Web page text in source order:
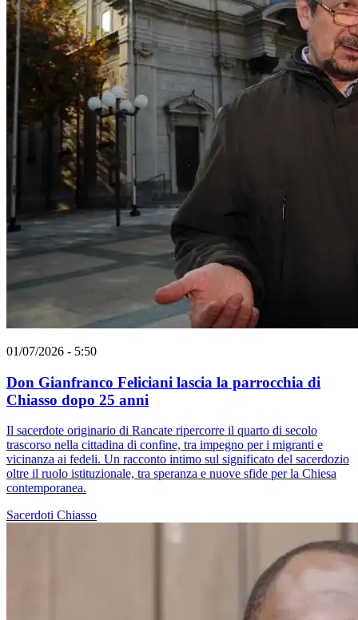
01/07/2026 - 5:50
Don Gianfranco Feliciani lascia la parrocchia di
Chiasso dopo 25 anni
Il sacerdote originario di Rancate ripercorre il quarto di secolo
trascorso nella cittadina di confine, tra impegno per i migranti e
vicinanza ai fedeli. Un racconto intimo sul significato del sacerdozio
oltre il ruolo istituzionale, tra speranza e nuove sfide per la Chiesa
contemporanea.
Sacerdoti Chiasso